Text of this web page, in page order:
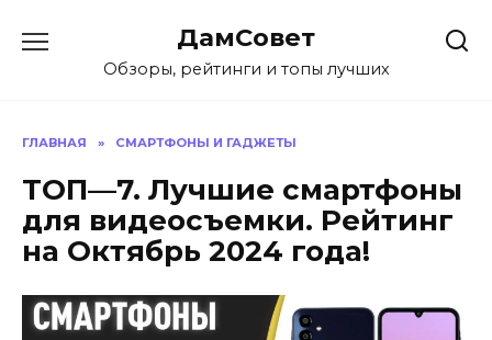
содержанию
ДамСовет
Обзоры, рейтинги и топы лучших
ГЛАВНАЯ » СМАРТФОНЫ И ГАДЖЕТЫ
ТОП—7. Лучшие смартфоны
для видеосъемки. Рейтинг
на Октябрь 2024 года!